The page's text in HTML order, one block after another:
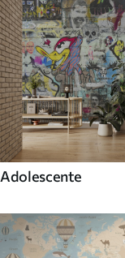
Adolescente